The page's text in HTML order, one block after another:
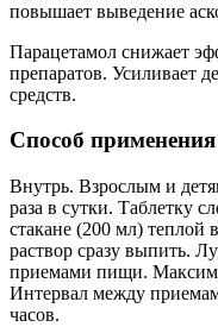
повышает выведение
Парацетамол снижает
препаратов. Усиливает
средств.
Способ
Внутрь. Взрослым и
раза в сутки. Таблетку
стакане (200 мл)
раствор сразу выпить.
приемами пищи.
Интервал между
часов.